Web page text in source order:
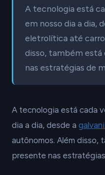
A tecnologia está
em nosso dia a dia,
eletrolítica até
disso, também está
nas estratégias de
A tecnologia está cada
dia a dia, desde a
autônomos. Além disso,
presente nas